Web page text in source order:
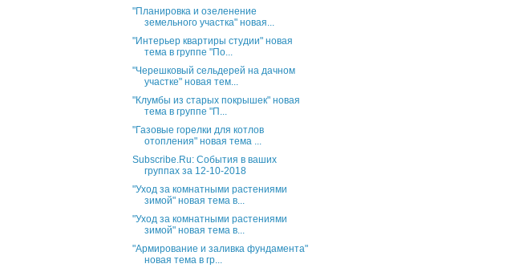
"Планировка и озеленение
земельного участка" новая...
"Интерьер квартиры студии" новая
тема в группе "По...
"Черешковый сельдерей на дачном
участке" новая тем...
"Клумбы из старых покрышек" новая
тема в группе "П...
"Газовые горелки для котлов
отопления" новая тема ...
Subscribe.Ru: События в ваших
группах за 12-10-2018
"Уход за комнатными растениями
зимой" новая тема в...
"Уход за комнатными растениями
зимой" новая тема в...
"Армирование и заливка фундамента"
новая тема в гр...